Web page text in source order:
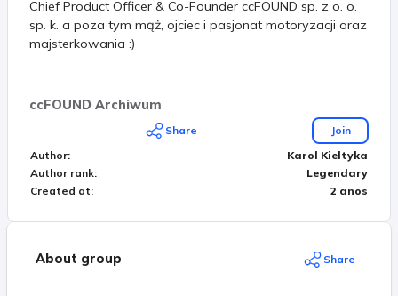
Chief Product Officer & Co-Founder ccFOUND sp. z o. o.
sp. k. a poza tym mąż, ojciec i pasjonat motoryzacji oraz
majsterkowania :)
ccFOUND Archiwum
Share
Join
Author:
Karol Kieltyka
Author rank:
Legendary
Created at: 2 anos
About group Share